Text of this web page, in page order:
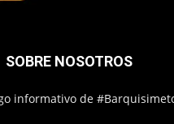
SOBRE NOSOTROS
informativo de